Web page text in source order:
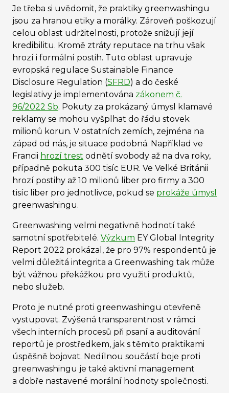
Je třeba si uvědomit, že praktiky greenwashingu
jsou za hranou etiky a morálky. Zároveň poškozují
celou oblast udržitelnosti, protože snižují její
kredibilitu. Kromě ztráty reputace na trhu však
hrozí i formální postih. Tuto oblast upravuje
evropská regulace Sustainable Finance
Disclosure Regulation (SFRD) a do české
legislativy je implementována zákonem č.
96/2022 Sb. Pokuty za prokázaný úmysl klamavé
reklamy se mohou vyšplhat do řádu stovek
milionů korun. V ostatních zemích, zejména na
západ od nás, je situace podobná. Například ve
Francii hrozí trest odnětí svobody až na dva roky,
případně pokuta 300 tisíc EUR. Ve Velké Británii
hrozí postihy až 10 milionů liber pro firmy a 300
tisíc liber pro jednotlivce, pokud se prokáže úmysl
greenwashingu.
Greenwashing velmi negativně hodnotí také
samotní spotřebitelé. Výzkum EY Global Integrity
Report 2022 prokázal, že pro 97% respondentů je
velmi důležitá integrita a Greenwashing tak může
být vážnou překážkou pro využití produktů,
nebo služeb.
Proto je nutné proti greenwashingu otevřeně
vystupovat. Zvýšená transparentnost v rámci
všech interních procesů při psaní a auditování
reportů je prostředkem, jak s těmito praktikami
úspěšně bojovat. Nedílnou součástí boje proti
greenwashingu je také aktivní management
a dobře nastavené morální hodnoty společnosti.